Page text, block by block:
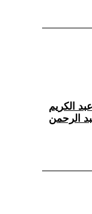
الكريم
الرحمن